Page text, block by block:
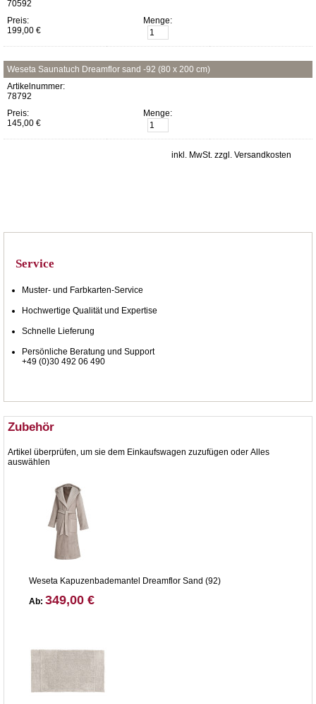
70592
Preis:
199,00 €
Menge:
Weseta Saunatuch Dreamflor sand -92 (80 x 200 cm)
Artikelnummer:
78792
Preis:
145,00 €
Menge:
inkl. MwSt. zzgl. Versandkosten
Service
Muster- und Farbkarten-Service
Hochwertige Qualität und Expertise
Schnelle Lieferung
Persönliche Beratung und Support
+49 (0)30 492 06 490
Zubehör
Artikel überprüfen, um sie dem Einkaufswagen zuzufügen oder Alles
auswählen
Weseta Kapuzenbademantel Dreamflor Sand (92)
Ab: 349,00 €